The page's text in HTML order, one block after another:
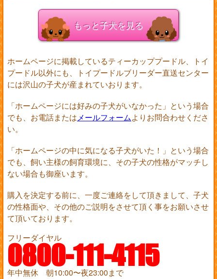
もっと子犬を見る
ホームページに掲載しているティーカッププードル、トイ
プードル以外にも、トイプードルブリーダー直送センター
には沢山の子犬が産まれていおります。
「ホームページには好みの子犬がいなかった」という場合
でも、お電話またはメールフォームよりお問合わせくださ
い。
「ホームページの中に気になる子犬がいた！」という場合
でも、飼い主様の飼育環境に、その子犬の性格がマッチし
ない場合も御座います。
購入を決定する前に、一度ご連絡をして頂きまして、子犬
の性格面や、その他のご説明をさせて頂く事をお願いさせ
て頂いております。
フリーダイヤル
0800-111-4115
年中無休 朝10:00〜夜23:00まで